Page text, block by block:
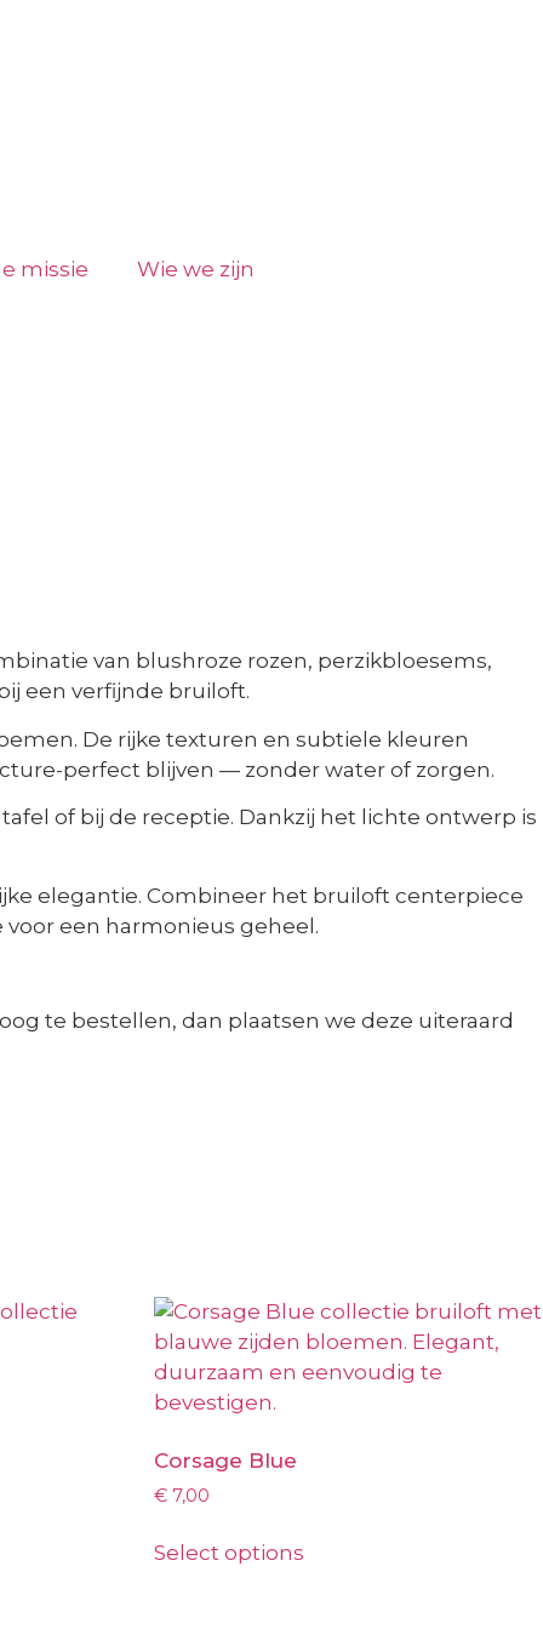
missie Wie we zijn
van blushroze rozen, perzikbloesems,
een verfijnde bruiloft.
De rijke texturen en subtiele kleuren
perfect blijven — zonder water of zorgen.
of bij de receptie. Dankzij het lichte ontwerp is
elegantie. Combineer het bruiloft centerpiece
een harmonieus geheel.
te bestellen, dan plaatsen we deze uiteraard
Corsage Blue
€ 7,00
Select options